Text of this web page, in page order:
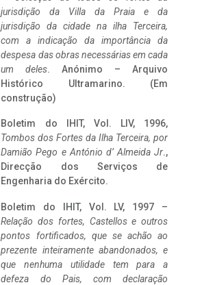
jurisdição da Villa da Praia e da
jurisdição da cidade na ilha Terceira,
com a indicação da importância da
despesa das obras necessárias em cada
um deles. Anónimo – Arquivo
Histórico Ultramarino. (Em
construção)
Boletim do IHIT, Vol. LIV, 1996,
Tombos dos Fortes da Ilha Terceira, por
Damião Pego e António d’ Almeida Jr.,
Direcção dos Serviços de
Engenharia do Exército.
Boletim do IHIT, Vol. LV, 1997 –
Relação dos fortes, Castellos e outros
pontos fortificados, que se achão ao
prezente inteiramente abandonados, e
que nenhuma utilidade tem para a
defeza do Pais, com declaração